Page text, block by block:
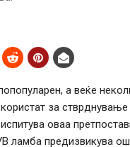
а веќе
за
оваа
ламба предизвикува